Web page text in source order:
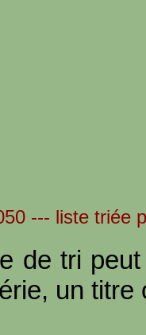
--- liste triée
de tri
un titre